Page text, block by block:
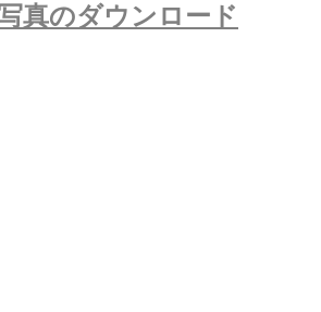
真のダウンロード